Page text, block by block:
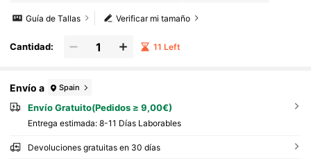
Verificar mi tamaño
Guía de Tallas
Cantidad: 11 Left
Envío a Spain
Envío Gratuito(Pedidos ≥ 9,00€)
Entrega estimada: 8-11 Días Laborables
Devoluciones gratuitas en 30 días